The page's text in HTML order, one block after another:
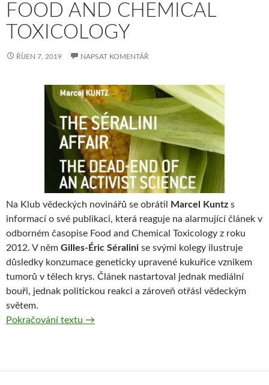
FOOD AND CHEMICAL
TOXICOLOGY
ŘÍJEN 7, 2019 NAPSAT KOMENTÁŘ
Na Klub vědeckých novinářů se obrátil Marcel Kuntz s
informací o své publikaci, která reaguje na alarmující článek v
odborném časopise Food and Chemical Toxicology z roku
2012. V něm Gilles-Éric Séralini se svými kolegy ilustruje
důsledky konzumace geneticky upravené kukuřice vznikem
tumorů v tělech krys. Článek nastartoval jednak mediální
bouři, jednak politickou reakci a zároveň otřásl vědeckým
světem.
Pokračování textu MARCEL KUNTZ: K poplašnému článku v
→